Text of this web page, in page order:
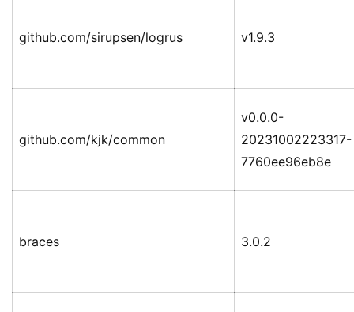
github.com/sirupsen/logrus v1.9.3
github.com/kjk/common
v0.0.0-
20231002223317-
7760ee96eb8e
braces 3.0.2